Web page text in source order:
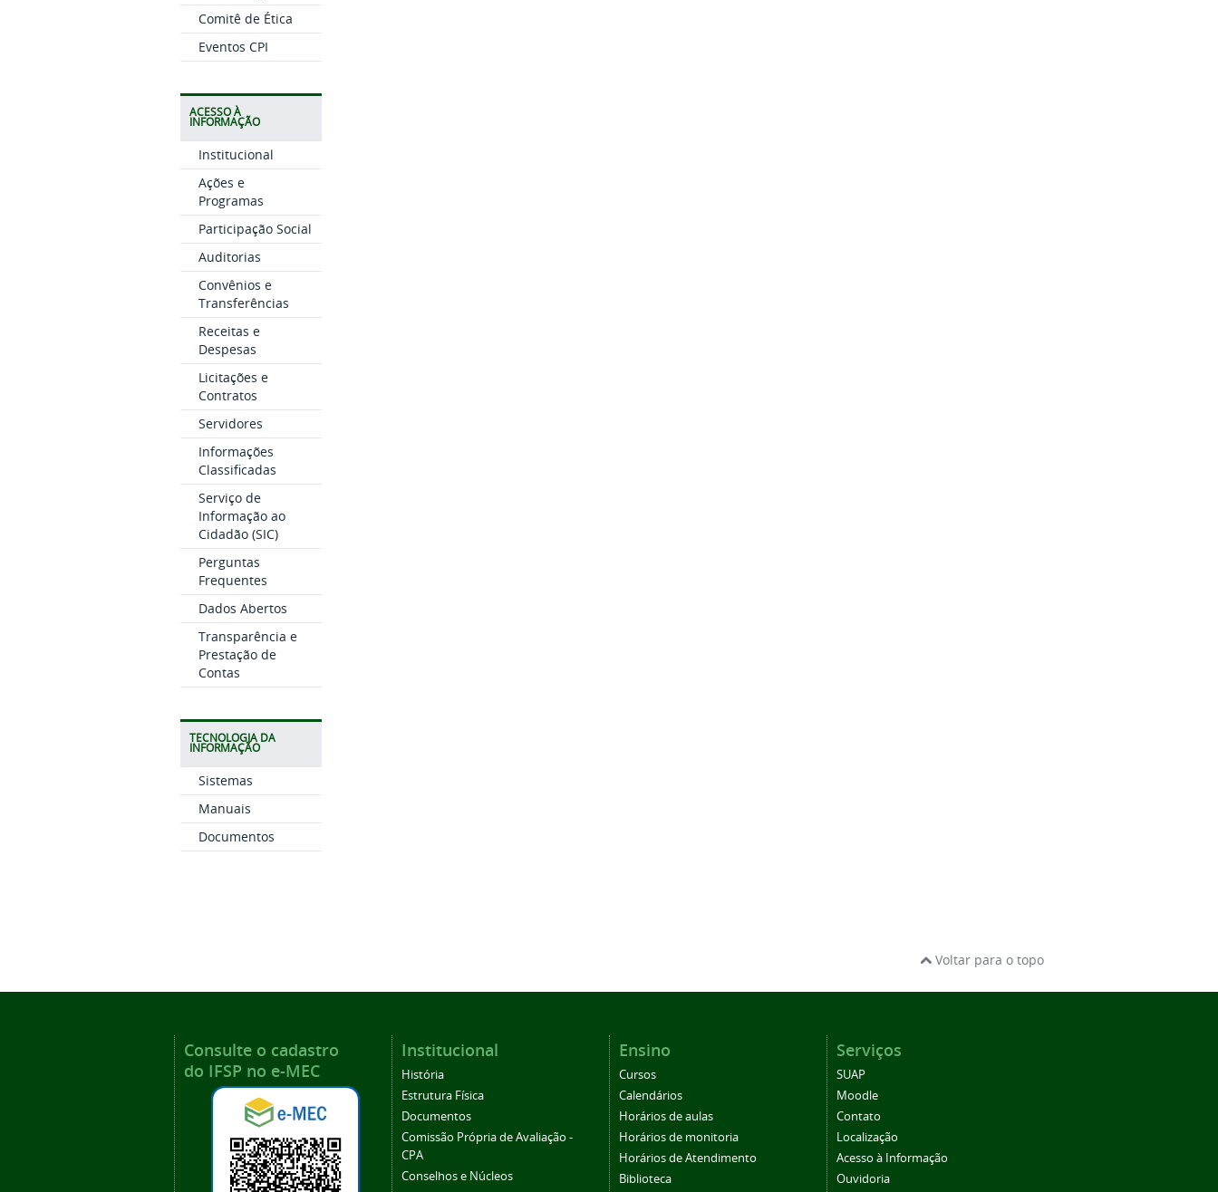
Comitê de Ética
Eventos CPI
ACESSO À
INFORMAÇÃO
Institucional
Ações e
Programas
Participação Social
Auditorias
Convênios e
Transferências
Receitas e
Despesas
Licitações e
Contratos
Servidores
Informações
Classificadas
Serviço de
Informação ao
Cidadão (SIC)
Perguntas
Frequentes
Dados Abertos
Transparência e
Prestação de
Contas
TECNOLOGIA DA
INFORMAÇÃO
Sistemas
Manuais
Documentos
Voltar para o topo
Consulte o cadastro
do IFSP no e-MEC
Institucional
História
Estrutura Física
Documentos
Comissão Própria de Avaliação -
CPA
Conselhos e Núcleos
Ensino
Cursos
Calendários
Horários de aulas
Horários de monitoria
Horários de Atendimento
Biblioteca
Serviços
SUAP
Moodle
Contato
Localização
Acesso à Informação
Ouvidoria